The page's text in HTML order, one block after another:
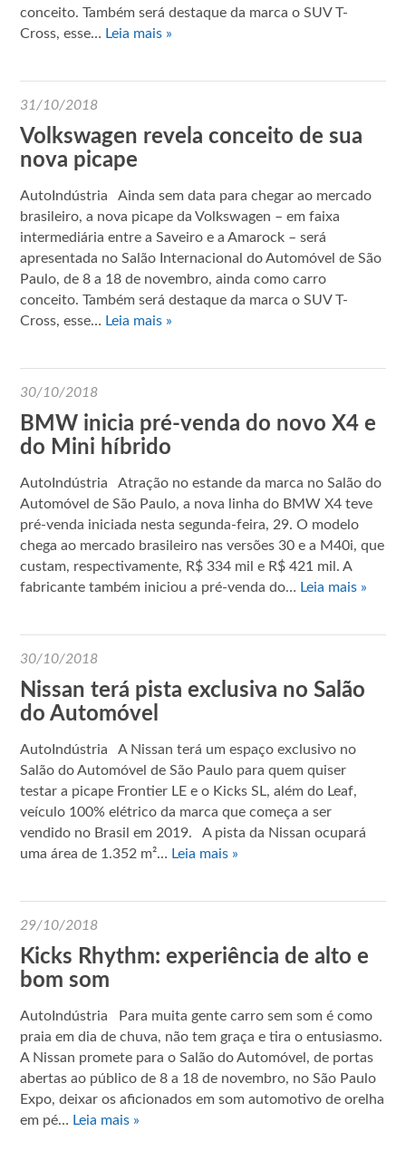
conceito. Também será destaque da marca o SUV T-
Cross, esse… Leia mais »
31/10/2018
Volkswagen revela conceito de sua
nova picape
AutoIndústria Ainda sem data para chegar ao mercado
brasileiro, a nova picape da Volkswagen – em faixa
intermediária entre a Saveiro e a Amarock – será
apresentada no Salão Internacional do Automóvel de São
Paulo, de 8 a 18 de novembro, ainda como carro
conceito. Também será destaque da marca o SUV T-
Cross, esse… Leia mais »
30/10/2018
BMW inicia pré-venda do novo X4 e
do Mini híbrido
AutoIndústria Atração no estande da marca no Salão do
Automóvel de São Paulo, a nova linha do BMW X4 teve
pré-venda iniciada nesta segunda-feira, 29. O modelo
chega ao mercado brasileiro nas versões 30 e a M40i, que
custam, respectivamente, R$ 334 mil e R$ 421 mil. A
fabricante também iniciou a pré-venda do… Leia mais »
30/10/2018
Nissan terá pista exclusiva no Salão
do Automóvel
AutoIndústria A Nissan terá um espaço exclusivo no
Salão do Automóvel de São Paulo para quem quiser
testar a picape Frontier LE e o Kicks SL, além do Leaf,
veículo 100% elétrico da marca que começa a ser
vendido no Brasil em 2019. A pista da Nissan ocupará
uma área de 1.352 m²… Leia mais »
29/10/2018
Kicks Rhythm: experiência de alto e
bom som
AutoIndústria Para muita gente carro sem som é como
praia em dia de chuva, não tem graça e tira o entusiasmo.
A Nissan promete para o Salão do Automóvel, de portas
abertas ao público de 8 a 18 de novembro, no São Paulo
Expo, deixar os aficionados em som automotivo de orelha
em pé… Leia mais »